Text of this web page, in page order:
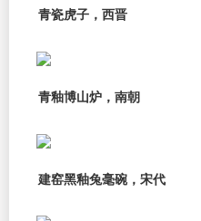
青瓷虎子，西晋
青釉博山炉，南朝
建窑黑釉兔毫碗，宋代